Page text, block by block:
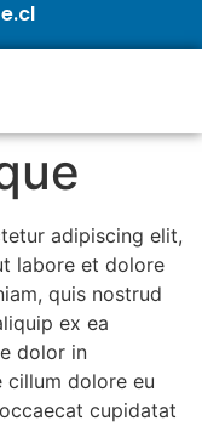
adipiscing elit,
labore et dolore
quis nostrud
ex ea
dolor in
cillum dolore eu
cupidatat